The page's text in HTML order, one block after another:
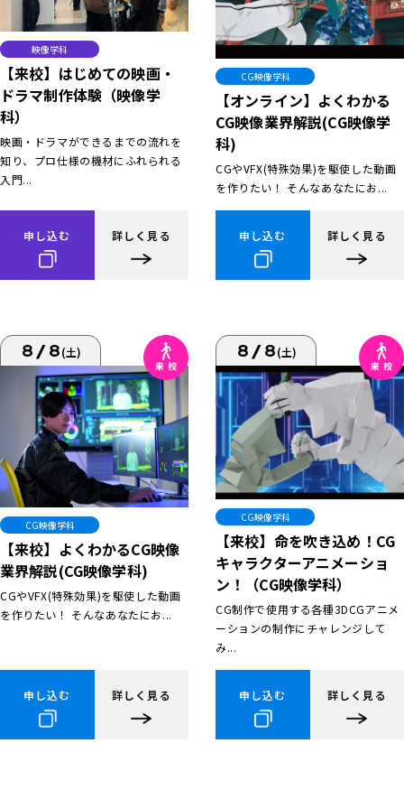
映像学科
【来校】はじめての映画・
ドラマ制作体験（映像学
科）
映画・ドラマができるまでの流れを
知り、プロ仕様の機材にふれられる
入門...
申し込む 詳しく見る
CG映像学科
【オンライン】よくわかる
CG映像業界解説(CG映像学
科)
CGやVFX(特殊効果)を駆使した動画
を作りたい！ そんなあなたにお...
申し込む 詳しく見る
8/8(土)
CG映像学科
【来校】よくわかるCG映像
業界解説(CG映像学科)
CGやVFX(特殊効果)を駆使した動画
を作りたい！ そんなあなたにお...
申し込む 詳しく見る
8/8(土)
CG映像学科
【来校】命を吹き込め！CG
キャラクターアニメーショ
ン！（CG映像学科）
CG制作で使用する各種3DCGアニメ
ーションの制作にチャレンジして
み...
申し込む 詳しく見る